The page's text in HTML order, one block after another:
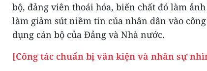
bộ, đảng viên thoái hóa, biến chất đó làm
làm giảm sút niềm tin của nhân dân vào
dụng cán bộ của Đảng và Nhà nước.
[Công tác chuẩn bị văn kiện và nhân sự